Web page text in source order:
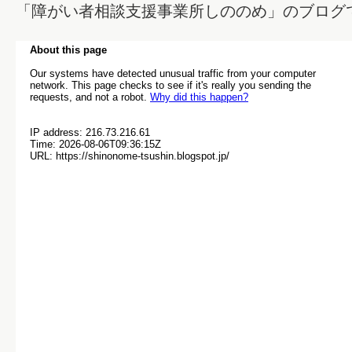
「障がい者相談支援事業所しののめ」のブログ